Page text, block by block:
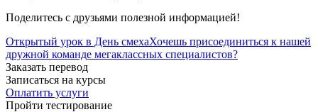
Поделитесь с друзьями полезной информацией!
Открытый урок в День смехаХочешь присоединиться к нашей
дружной команде мегаклассных специалистов?
Заказать перевод
Записаться на курсы
Оплатить услуги
Пройти тестирование